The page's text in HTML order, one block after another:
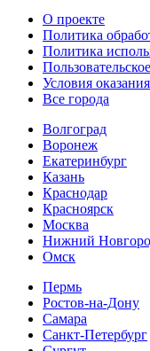
О проекте
Политика
Политика
Условия
Все города
Волгоград
Воронеж
Екатеринбург
Казань
Краснодар
Красноярск
Москва
Нижний
Омск
Пермь
Ростов-на-Дону
Самара
Санкт-Петербург